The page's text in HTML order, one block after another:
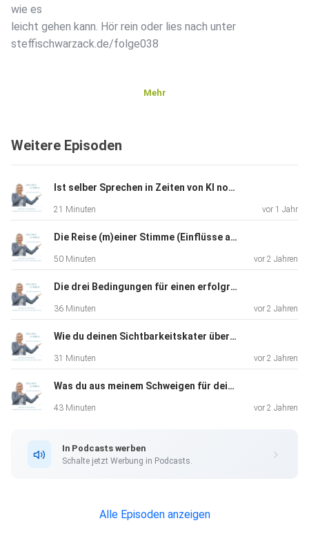
wie es
leicht gehen kann. Hör rein oder lies nach unter
steffischwarzack.de/folge038
Mehr
Weitere Episoden
Ist selber Sprechen in Zeiten von KI noch sinnvoll?
21 Minuten vor 1 Jahr
Die Reise (m)einer Stimme (Einflüsse auf den Stimmklang)
50 Minuten vor 2 Jahren
Die drei Bedingungen für einen erfolgreichen Auftritt
36 Minuten vor 2 Jahren
Wie du deinen Sichtbarkeitskater überwindest
31 Minuten vor 2 Jahren
Was du aus meinem Schweigen für deine Sichtbarkeit lernen kannst
43 Minuten vor 2 Jahren
In Podcasts werben
Schalte jetzt Werbung in Podcasts.
Alle Episoden anzeigen